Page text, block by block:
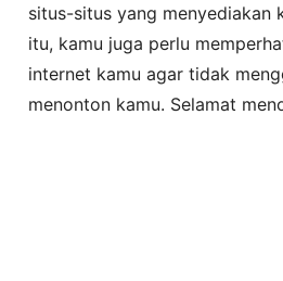
situs-situs yang menyediakan
itu, kamu juga perlu
internet kamu agar tidak
menonton kamu. Selamat